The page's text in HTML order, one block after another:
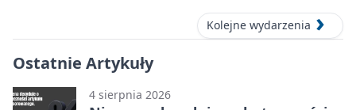
Kolejne wydarzenia
Ostatnie Artykuły
4 sierpnia 2026